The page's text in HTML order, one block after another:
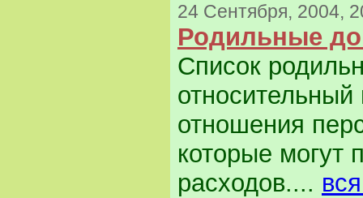
24 Сентября, 2004,
Родильные
Список
отношения
которые могут
расходов....